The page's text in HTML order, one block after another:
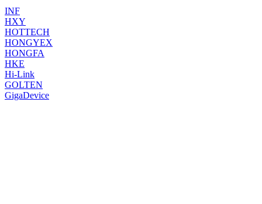
INF
HXY
HOTTECH
HONGYEX
HONGFA
HKE
Hi-Link
GOLTEN
GigaDevice